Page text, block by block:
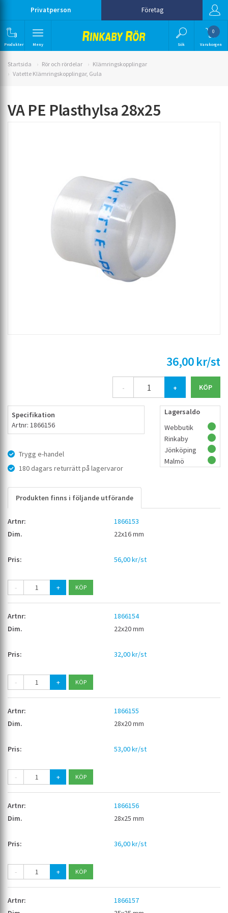
Privatperson Företag
Produkter Meny Sök
0
Varukorgen
Startsida Rör och rördelar
Klämringskopplingar
Vatette Klämringskopplingar, Gula
VA PE Plasthylsa 28x25
36,00 kr/st
- +
Specifikation
Artnr: 1866156
Trygg e-handel
180 dagars returrätt på lagervaror
Lagersaldo
Webbutik
Rinkaby
Jönköping
Malmö
Produkten finns i följande utförande
1866153
22x16 mm
56,00 kr/st
- +
1866154
22x20 mm
32,00 kr/st
- +
1866155
28x20 mm
53,00 kr/st
- +
1866156
28x25 mm
36,00 kr/st
- +
1866157